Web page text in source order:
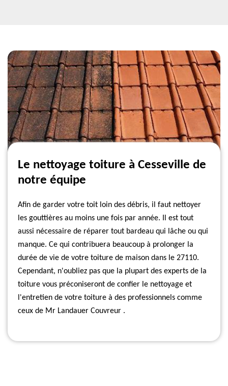
Le nettoyage toiture à Cesseville de
notre équipe
Afin de garder votre toit loin des débris, il faut nettoyer
les gouttières au moins une fois par année. Il est tout
aussi nécessaire de réparer tout bardeau qui lâche ou qui
manque. Ce qui contribuera beaucoup à prolonger la
durée de vie de votre toiture de maison dans le 27110.
Cependant, n'oubliez pas que la plupart des experts de la
toiture vous préconiseront de confier le nettoyage et
l'entretien de votre toiture à des professionnels comme
ceux de Mr Landauer Couvreur .